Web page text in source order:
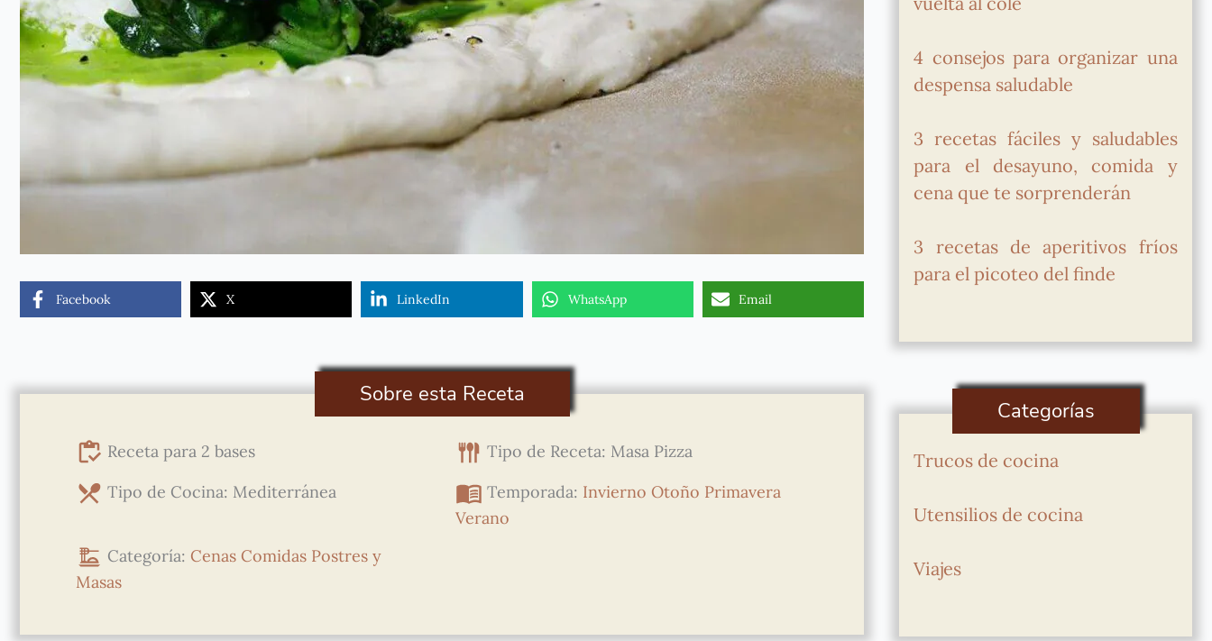
Facebook X LinkedIn WhatsApp Email
Sobre esta Receta
Receta para 2 bases
Tipo de Receta: Masa Pizza
Tipo de Cocina: Mediterránea
Temporada: Invierno Otoño Primavera
Verano
Categoría: Cenas Comidas Postres y
Masas
4 consejos para organizar una
despensa saludable
3 recetas fáciles y saludables
para el desayuno, comida y
cena que te sorprenderán
3 recetas de aperitivos fríos
para el picoteo del finde
Categorías
Trucos de cocina
Utensilios de cocina
Viajes